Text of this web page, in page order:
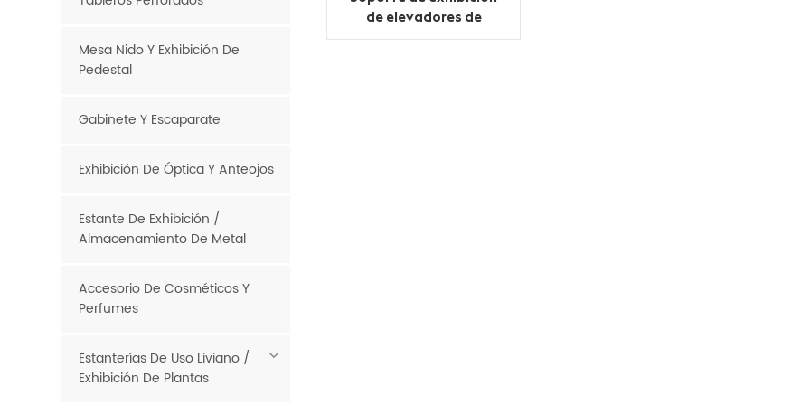
de elevadores de
acrílico transparente
Mesa Nido Y Exhibición De
Pedestal
Gabinete Y Escaparate
Exhibición De Óptica Y Anteojos
Estante De Exhibición /
Almacenamiento De Metal
Accesorio De Cosméticos Y
Perfumes
Estanterías De Uso Liviano /
Exhibición De Plantas